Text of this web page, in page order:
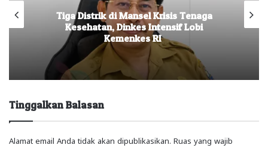
Tiga Distrik di Mansel Krisis Tenaga
Kesehatan, Dinkes Intensif Lobi
Kemenkes RI
Tinggalkan Balasan
Alamat email Anda tidak akan dipublikasikan. Ruas yang wajib